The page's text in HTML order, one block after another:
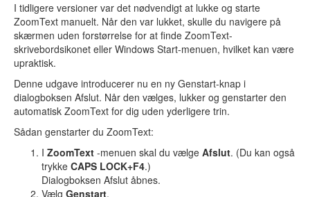
I tidligere versioner var det nødvendigt at lukke og starte
ZoomText manuelt. Når den var lukket, skulle du navigere på
skærmen uden forstørrelse for at finde ZoomText-
skrivebordsikonet eller Windows Start-menuen, hvilket kan være
upraktisk.
Denne udgave introducerer nu en ny Genstart-knap i
dialogboksen Afslut. Når den vælges, lukker og genstarter den
automatisk ZoomText for dig uden yderligere trin.
Sådan genstarter du ZoomText:
I ZoomText -menuen skal du vælge Afslut. (Du kan også
trykke CAPS LOCK+F4.)
Dialogboksen Afslut åbnes.
Vælg Genstart.